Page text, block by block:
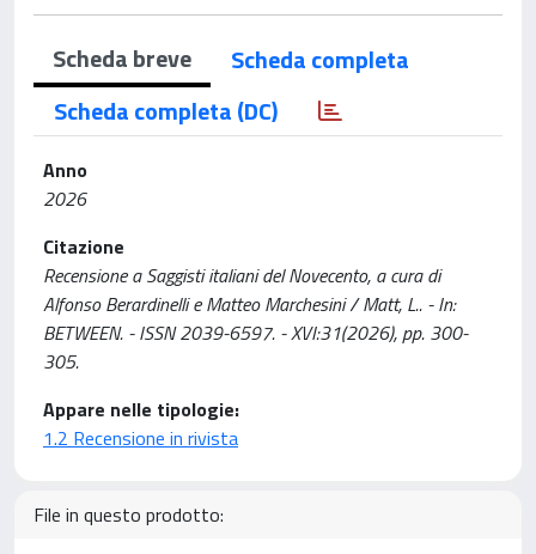
Scheda breve
Scheda completa
Scheda completa (DC)
Anno
2026
Citazione
Recensione a Saggisti italiani del Novecento, a cura di
Alfonso Berardinelli e Matteo Marchesini / Matt, L.. - In:
BETWEEN. - ISSN 2039-6597. - XVI:31(2026), pp. 300-
305.
Appare nelle tipologie:
1.2 Recensione in rivista
File in questo prodotto: